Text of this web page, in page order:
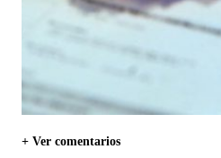
+ Ver comentarios